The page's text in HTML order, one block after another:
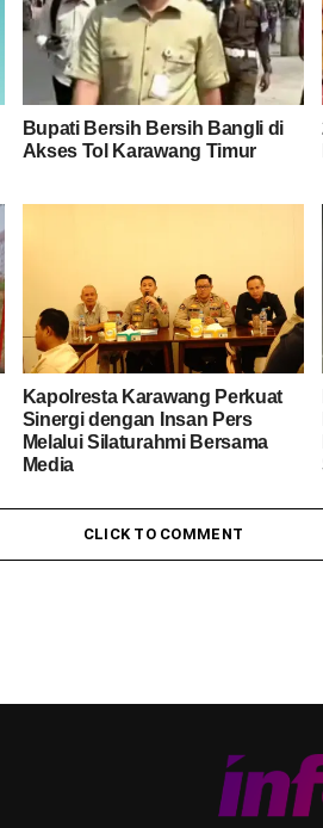
Bupati Bersih Bersih Bangli di
Akses Tol Karawang Timur
Kapolresta Karawang Perkuat
Sinergi dengan Insan Pers
Melalui Silaturahmi Bersama
Media
CLICK TO COMMENT